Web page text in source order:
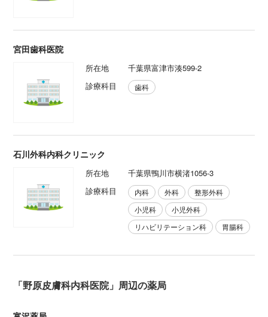
宮田歯科医院
所在地
千葉県富津市湊599-2
診療科目
歯科
石川外科内科クリニック
所在地
千葉県鴨川市横渚1056-3
診療科目
内科 外科
整形外科
小児科
小児外科
リハビリテーション科
胃腸科
「野原皮膚科内科医院」周辺の薬局